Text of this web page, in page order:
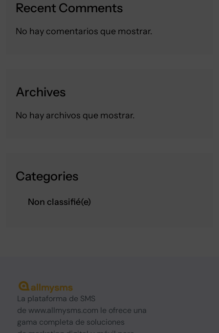
Recent Comments
No hay comentarios que mostrar.
Archives
No hay archivos que mostrar.
Categories
Non classifié(e)
La plataforma de SMS
de www.allmysms.com le ofrece una
gama completa de soluciones